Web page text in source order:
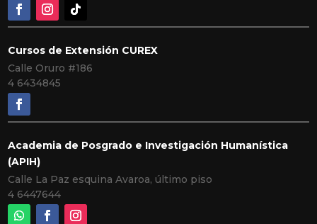
Cursos de Extensión CUREX
Calle Oruro #186
4 6434845
Academia de Posgrado e Investigación Humanística
(APIH)
Calle La Paz esquina Avaroa, último piso
4 6447644